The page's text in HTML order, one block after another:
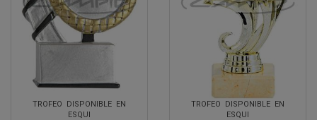
TROFEO DISPONIBLE EN
ESQUI
TROFEO DISPONIBLE EN
ESQUI